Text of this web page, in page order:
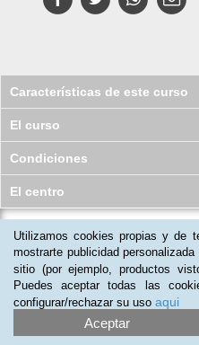
Características de este curso
El curso
Condiciones
El centro
Utilizamos cookies propias y de
mostrarte publicidad
sitio (por ejemplo, productos
Puedes aceptar todas las
configurar/rechazar su uso aqui
Aceptar